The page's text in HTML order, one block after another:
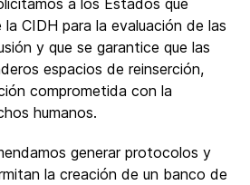
a los Estados que
CIDH para la evaluación de las
y que se garantice que las
espacios de reinserción,
comprometida con la
humanos.
generar protocolos y
la creación de un banco de